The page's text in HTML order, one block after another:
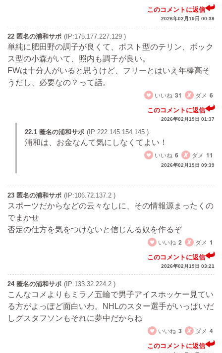
このコメントに返信
2026年02月19日 00:39
22 匿名の浦和サポ (IP:175.177.227.129 )
単純に肥田野の調子が良くて、ポスト型のテリン、ボック
ス型の小森がいて、照内も調子が良い。
FWは十分人がいると思うけど、フリーとはいえ年棒高そ
うだし、必要なの？って話。
いいね 31 ダメ 6
このコメントに返信
2026年02月19日 01:37
22.1 匿名の浦和サポ (IP:222.145.154.145 )
浦和は、お金なんて気にしなくてよい！
いいね 6 ダメ 11
2026年02月19日 09:39
23 匿名の浦和サポ (IP:106.72.137.2 )
スポーツだからなどの云々なしに、その情報源まったくの
でまかせ
否定の仕方を気をつけないと信じんる奴を作るぞ
いいね 2 ダメ 1
このコメントに返信
2026年02月19日 03:21
24 匿名の浦和サポ (IP:133.32.224.2 )
こんなコメよりもミラノ五輪で男子アイスホッケー見てい
る方がよっぽど面白いわ。NHLのスター選手がいっぱいだ
しグスタフソンもそれに夢中だからね
いいね 3 ダメ 4
このコメントに返信